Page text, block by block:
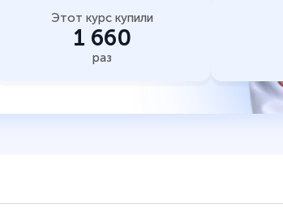
Этот курс купили
1 660
раз